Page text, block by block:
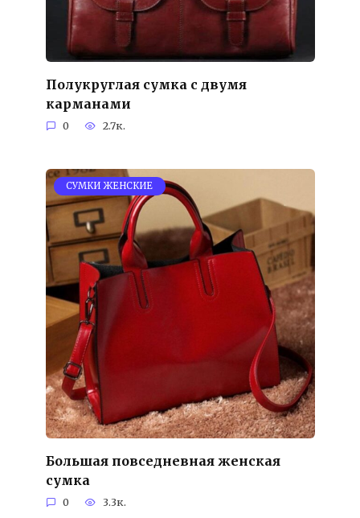
Полукруглая сумка с двумя
карманами
0 2.7к.
СУМКИ ЖЕНСКИЕ
Большая повседневная женская
сумка
0 3.3к.